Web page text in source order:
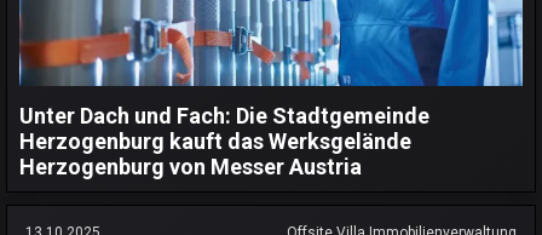
Unter Dach und Fach: Die Stadtgemeinde
Herzogenburg kauft das Werksgelände
Herzogenburg von Messer Austria